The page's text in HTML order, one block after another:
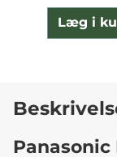
Læg i
Panasonic